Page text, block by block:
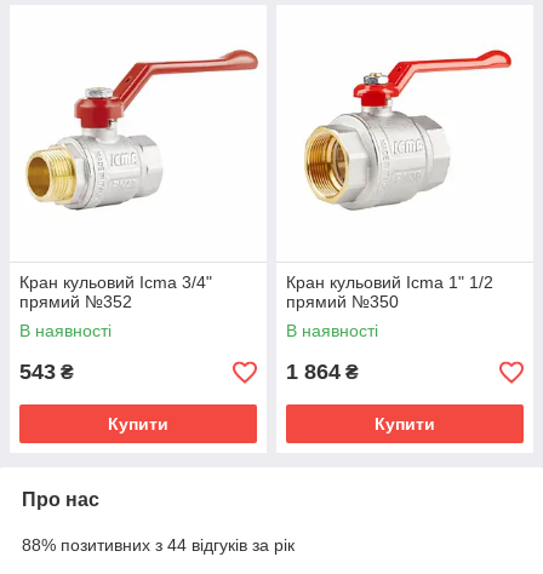
Кран кульовий Icma 3/4"
прямий №352
В наявності
543 ₴
Купити
Кран кульовий Icma 1" 1/2
прямий №350
В наявності
1 864 ₴
Купити
Про нас
88% позитивних з 44 відгуків за рік